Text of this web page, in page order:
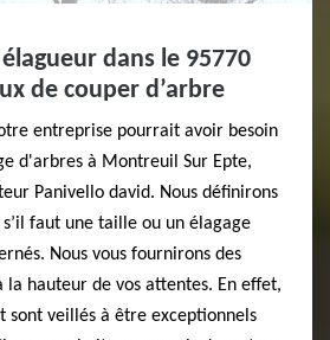
dans le 95770
de couper d’arbre
entreprise pourrait avoir besoin
d'arbres à Montreuil Sur Epte,
Panivello david. Nous définirons
faut une taille ou un élagage
Nous vous fournirons des
la hauteur de vos attentes. En effet,
sont veillés à être exceptionnels